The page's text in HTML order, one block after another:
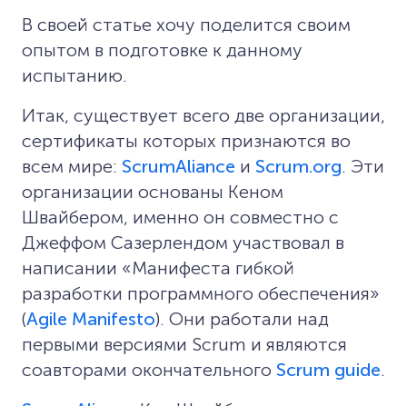
В своей статье хочу поделится своим
опытом в подготовке к данному
испытанию.
Итак, существует всего две организации,
сертификаты которых признаются во
всем мире: ScrumAliance и Scrum.org. Эти
организации основаны Кеном
Швайбером, именно он совместно с
Джеффом Сазерлендом участвовал в
написании «Манифеста гибкой
разработки программного обеспечения»
(Agile Manifesto). Они работали над
первыми версиями Scrum и являются
соавторами окончательного Scrum guide.